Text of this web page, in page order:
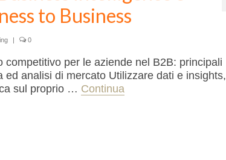
to Business
| 0
per le aziende nel B2B: principali
analisi di mercato Utilizzare dati e insights,
sul proprio … Continua